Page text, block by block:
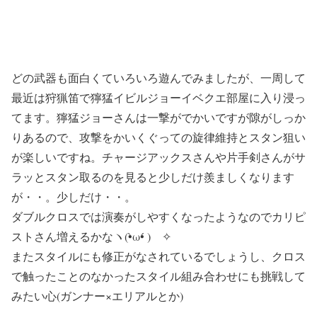
どの武器も面白くていろいろ遊んでみましたが、一周して
最近は狩猟笛で獰猛イビルジョーイベクエ部屋に入り浸っ
てます。獰猛ジョーさんは一撃がでかいですが隙がしっか
りあるので、攻撃をかいくぐっての旋律維持とスタン狙い
が楽しいですね。 チャージアックスさんや片手剣さんがサ
ラッとスタン取るのを見ると少しだけ羨ましくなります
が・・。少しだけ・・。
ダブルクロスでは演奏がしやすくなったようなのでカリピ
ストさん増えるかなヽ(•̀ω•́ )ゝ✧
またスタイルにも修正がなされているでしょうし、クロス
で触ったことのなかったスタイル組み合わせにも挑戦して
みたい心(ガンナー×エリアルとか)